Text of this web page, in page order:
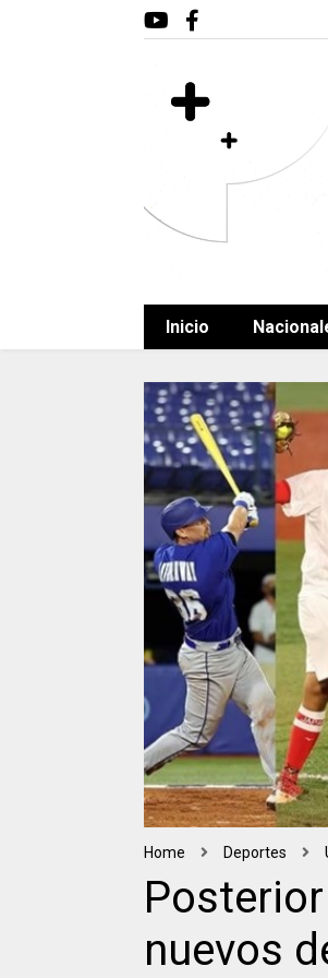
Inicio
Home Deportes
nuevos